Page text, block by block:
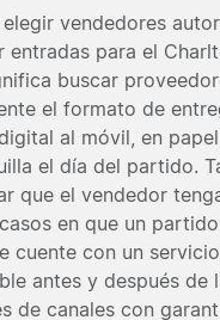
elegir vendedores
entradas para el
buscar
el formato de
al móvil, en
el día del partido.
que el vendedor
en que un
cuente con un
antes y después de
de canales con